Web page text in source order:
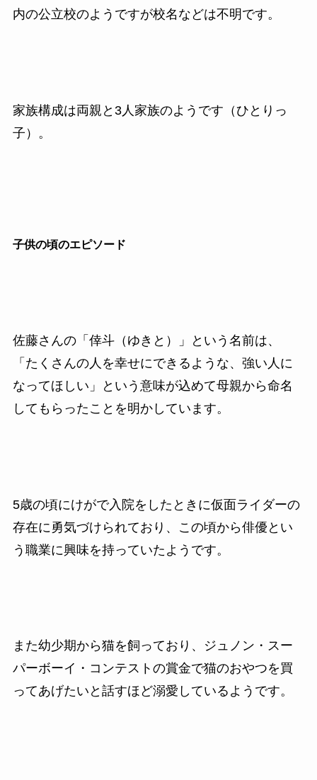
内の公立校のようですが校名などは不明です。
家族構成は両親と3人家族のようです（ひとりっ
子）。
子供の頃のエピソード
佐藤さんの「倖斗（ゆきと）」という名前は、
「たくさんの人を幸せにできるような、強い人に
なってほしい」という意味が込めて母親から命名
してもらったことを明かしています。
5歳の頃にけがで入院をしたときに仮面ライダーの
存在に勇気づけられており、この頃から俳優とい
う職業に興味を持っていたようです。
また幼少期から猫を飼っており、ジュノン・スー
パーボーイ・コンテストの賞金で猫のおやつを買
ってあげたいと話すほど溺愛しているようです。